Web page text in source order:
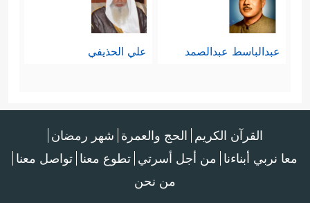
عبدالباسط عبدالصمد علي الحذيفي
القرآن الكريم الحج والعمرة شهر رمضان
معا نربي أبناءنا من أجل أسرتي تطوع معنا تواصل معنا
من نحن